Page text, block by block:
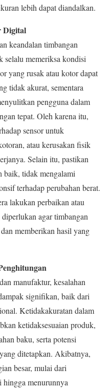
lebih dapat diandalkan.
Digital
keandalan timbangan
selalu memeriksa kondisi
yang rusak atau kotor dapat
tidak akurat, sementara
pengguna dalam
tepat. Oleh karena itu,
sensor untuk
atau kerusakan fisik
Selain itu, pastikan
baik, tidak mengalami
terhadap perubahan berat.
lakukan perbaikan atau
agar timbangan
memberikan hasil yang
manufaktur, kesalahan
signifikan, baik dari
Ketidakakuratan dalam
ketidaksesuaian produk,
baku, serta potensi
ditetapkan. Akibatnya,
besar, mulai dari
menurunnya